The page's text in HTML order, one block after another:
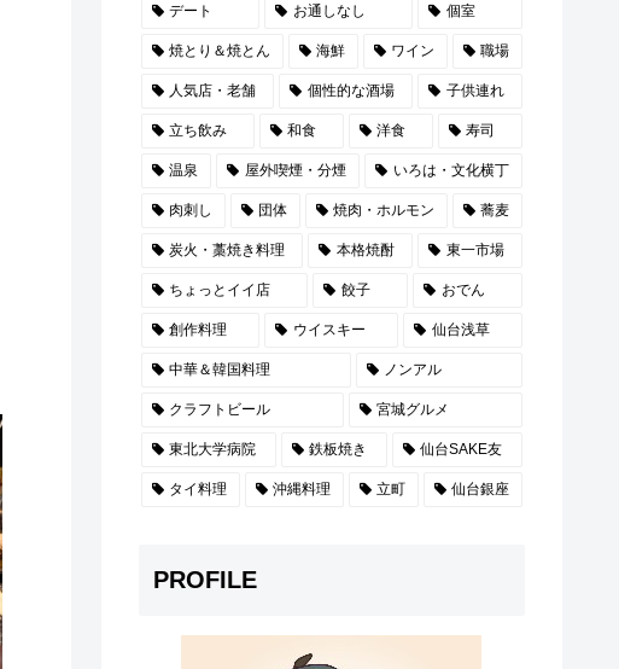
デート お通しなし 個室
焼とり＆焼とん 海鮮 ワイン 職場
人気店・老舗 個性的な酒場 子供連れ
立ち飲み 和食 洋食 寿司
温泉 屋外喫煙・分煙 いろは・文化横丁
肉刺し 団体 焼肉・ホルモン 蕎麦
炭火・藁焼き料理 本格焼酎 東一市場
ちょっとイイ店 餃子 おでん
創作料理 ウイスキー 仙台浅草
中華＆韓国料理 ノンアル
クラフトビール 宮城グルメ
東北大学病院 鉄板焼き 仙台SAKE友
タイ料理 沖縄料理 立町 仙台銀座
PROFILE